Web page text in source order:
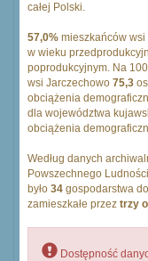
całej Polski.
57,0% mieszkańców
w wieku
poprodukcyjnym. Na
wsi Jarczechowo 75,3
obciążenia
dla województwa
obciążenia
Według danych
Powszechnego
było 34 gospodarstwa
zamieszkałe przez trzy
Dostępność